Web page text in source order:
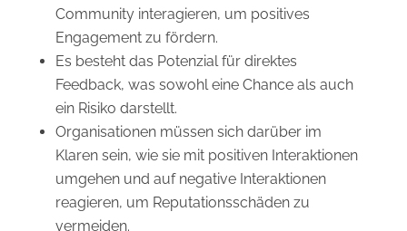
Community interagieren, um positives
Engagement zu fördern.
Es besteht das Potenzial für direktes
Feedback, was sowohl eine Chance als auch
ein Risiko darstellt.
Organisationen müssen sich darüber im
Klaren sein, wie sie mit positiven Interaktionen
umgehen und auf negative Interaktionen
reagieren, um Reputationsschäden zu
vermeiden.